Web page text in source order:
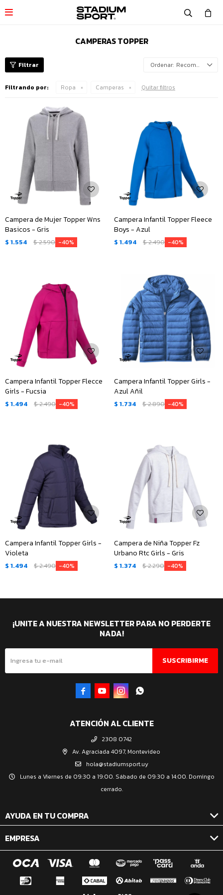

CAMPERAS TOPPER
Recomendados
Filtrando por: Ropa Camperas Quitar filtros
Campera de Mujer Topper Wns
Basicos - Gris
$ 1.554 $2.590 40
Campera Infantil Topper Fleece
Boys - Azul
$ 1.494 $2.490 40
Campera Infantil Topper Flecce
Girls - Fucsia
$ 1.494 $2.490 40
Campera Infantil Topper Girls -
Azul Añil
$ 1.734 $2.890 40
Campera Infantil Topper Girls -
Violeta
$ 1.494 $2.490 40
Campera de Niña Topper Fz
Urbano Rtc Girls - Gris
$ 1.374 $2.290 40
ATENCIÓN AL CLIENTE
2308 0742
Av. Agraciada 4097, Montevideo
hola@stadiumsport.uy
Lunes a Viernes de 09:30 a 19:00. Sábado de 09:30 a 14:00. Domingo
cerrado.
AYUDA EN TU COMPRA
EMPRESA
¡UNITE A NUESTRA NEWSLETTER PARA NO PERDERTE
NADA!
SUSCRIBIRME
   